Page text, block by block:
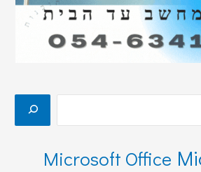
Microsoft Office